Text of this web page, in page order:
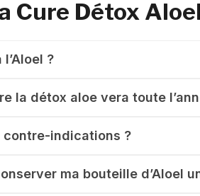
Cure Détox Aloel
?
la détox aloe vera toute
indications ?
ma bouteille d’Aloel